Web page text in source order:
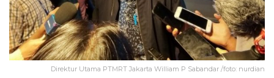
Direktur Utama PTMRT Jakarta William P Sabandar /foto: nurdian